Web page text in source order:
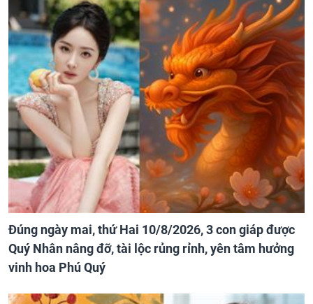
Đúng ngày mai, thứ Hai 10/8/2026, 3 con giáp được
Quý Nhân nâng đỡ, tài lộc rủng rỉnh, yên tâm hưởng
vinh hoa Phú Quý